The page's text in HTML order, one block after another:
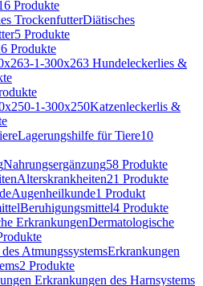
Produkte
Diätisches
5 Produkte
Produkte
Hundeleckerlies &
Katzenleckerlis &
Lagerungshilfe für Tiere10
Nahrungsergänzung58 Produkte
Alterskrankheiten21 Produkte
Augenheilkunde1 Produkt
Beruhigungsmittel4 Produkte
Dermatologische
Erkrankungen
2 Produkte